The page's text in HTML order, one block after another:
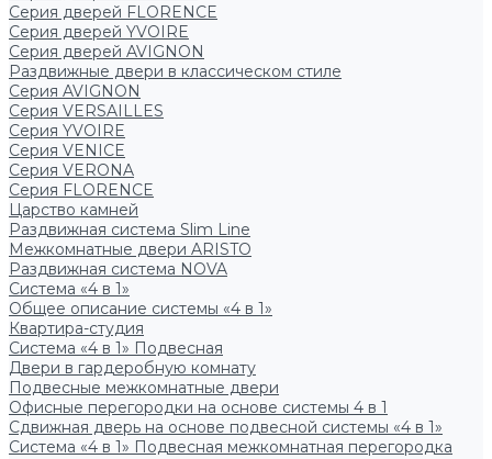
Серия дверей FLORENCE
Серия дверей YVOIRE
Серия дверей AVIGNON
Раздвижные двери в классическом стиле
Серия AVIGNON
Серия VERSAILLES
Серия YVOIRE
Серия VENICE
Серия VERONA
Серия FLORENCE
Царство камней
Раздвижная система Slim Line
Межкомнатные двери ARISTO
Раздвижная система NOVA
Система «4 в 1»
Общее описание системы «4 в 1»
Квартира-студия
Система «4 в 1» Подвесная
Двери в гардеробную комнату
Подвесные межкомнатные двери
Офисные перегородки на основе системы 4 в 1
Сдвижная дверь на основе подвесной системы «4 в 1»
Система «4 в 1» Подвесная межкомнатная перегородка